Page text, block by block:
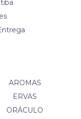
AROMAS
ERVAS
ORÁCULO